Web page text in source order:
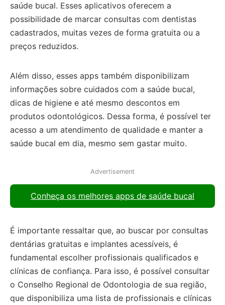
saúde bucal. Esses aplicativos oferecem a
possibilidade de marcar consultas com dentistas
cadastrados, muitas vezes de forma gratuita ou a
preços reduzidos.
Além disso, esses apps também disponibilizam
informações sobre cuidados com a saúde bucal,
dicas de higiene e até mesmo descontos em
produtos odontológicos. Dessa forma, é possível ter
acesso a um atendimento de qualidade e manter a
saúde bucal em dia, mesmo sem gastar muito.
Advertisement
Conheça os melhores apps de saúde bucal
É importante ressaltar que, ao buscar por consultas
dentárias gratuitas e implantes acessíveis, é
fundamental escolher profissionais qualificados e
clínicas de confiança. Para isso, é possível consultar
o Conselho Regional de Odontologia de sua região,
que disponibiliza uma lista de profissionais e clínicas